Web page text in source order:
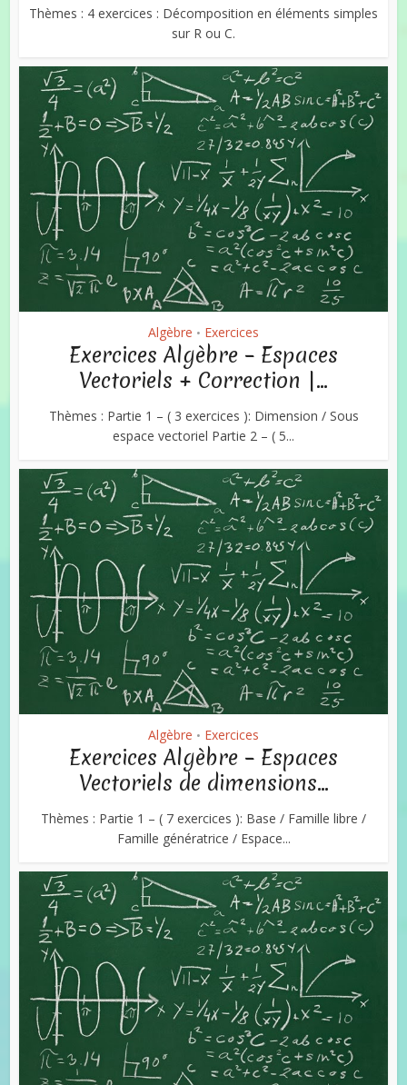
Thèmes : 4 exercices : Décomposition en éléments simples
sur R ou C.
Algèbre • Exercices
Exercices Algèbre – Espaces
Vectoriels + Correction |...
Thèmes : Partie 1 – ( 3 exercices ): Dimension / Sous
espace vectoriel Partie 2 – ( 5...
Algèbre • Exercices
Exercices Algèbre – Espaces
Vectoriels de dimensions...
Thèmes : Partie 1 – ( 7 exercices ): Base / Famille libre /
Famille génératrice / Espace...